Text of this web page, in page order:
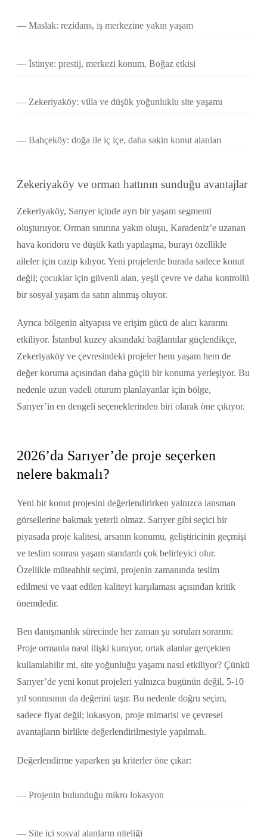
Maslak: rezidans, iş merkezine yakın yaşam
İstinye: prestij, merkezi konum, Boğaz etkisi
Zekeriyaköy: villa ve düşük yoğunluklu site yaşamı
Bahçeköy: doğa ile iç içe, daha sakin konut alanları
Zekeriyaköy ve orman hattının sunduğu avantajlar
Zekeriyaköy, Sarıyer içinde ayrı bir yaşam segmenti
oluşturuyor. Orman sınırına yakın oluşu, Karadeniz’e uzanan
hava koridoru ve düşük katlı yapılaşma, burayı özellikle
aileler için cazip kılıyor. Yeni projelerde burada sadece konut
değil; çocuklar için güvenli alan, yeşil çevre ve daha kontrollü
bir sosyal yaşam da satın alınmış oluyor.
Ayrıca bölgenin altyapısı ve erişim gücü de alıcı kararını
etkiliyor. İstanbul kuzey aksındaki bağlantılar güçlendikçe,
Zekeriyaköy ve çevresindeki projeler hem yaşam hem de
değer koruma açısından daha güçlü bir konuma yerleşiyor. Bu
nedenle uzun vadeli oturum planlayanlar için bölge,
Sarıyer’in en dengeli seçeneklerinden biri olarak öne çıkıyor.
2026’da Sarıyer’de proje seçerken
nelere bakmalı?
Yeni bir konut projesini değerlendirirken yalnızca lansman
görsellerine bakmak yeterli olmaz. Sarıyer gibi seçici bir
piyasada proje kalitesi, arsanın konumu, geliştiricinin geçmişi
ve teslim sonrası yaşam standardı çok belirleyici olur.
Özellikle müteahhit seçimi, projenin zamanında teslim
edilmesi ve vaat edilen kaliteyi karşılaması açısından kritik
önemdedir.
Ben danışmanlık sürecinde her zaman şu soruları sorarım:
Proje ormanla nasıl ilişki kuruyor, ortak alanlar gerçekten
kullanılabilir mi, site yoğunluğu yaşamı nasıl etkiliyor? Çünkü
Sarıyer’de yeni konut projeleri yalnızca bugünün değil, 5-10
yıl sonrasının da değerini taşır. Bu nedenle doğru seçim,
sadece fiyat değil; lokasyon, proje mimarisi ve çevresel
avantajların birlikte değerlendirilmesiyle yapılmalı.
Değerlendirme yaparken şu kriterler öne çıkar:
Projenin bulunduğu mikro lokasyon
Site içi sosyal alanların niteliği